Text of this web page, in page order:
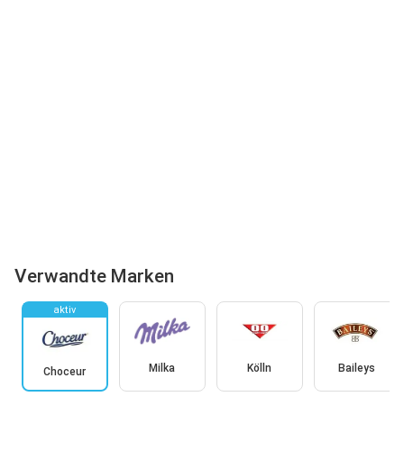
Verwandte Marken
aktiv
Choceur Milka Kölln Baileys